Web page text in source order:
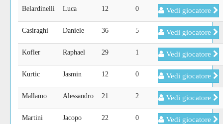
Belardinelli Luca 12 0 Vedi giocatore
Casiraghi Daniele 36 5 Vedi giocatore
Kofler Raphael 29 1 Vedi giocatore
Kurtic Jasmin 12 0 Vedi giocatore
Mallamo Alessandro 21 2 Vedi giocatore
Martini Jacopo 22 0 Vedi giocatore